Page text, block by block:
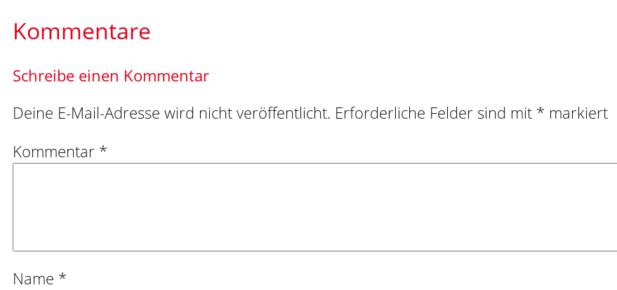
Kommentare
Schreibe einen Kommentar
Deine E-Mail-Adresse wird nicht veröffentlicht. Erforderliche Felder sind mit * markiert
Kommentar *
Name *